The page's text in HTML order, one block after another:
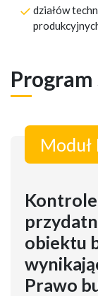
działów
Moduł
obiektu
Prawo